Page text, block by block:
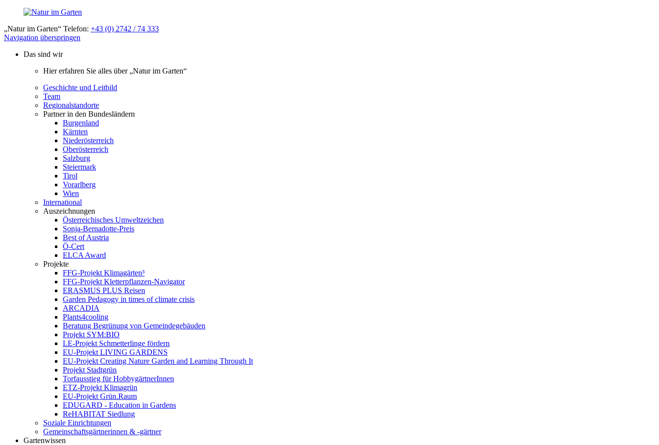
„Natur im Garten“ Telefon: +43 (0) 2742 / 74 333
Navigation überspringen
Das sind wir
Hier erfahren Sie alles über „Natur im Garten“
Geschichte und Leitbild
Team
Regionalstandorte
Partner in den Bundesländern
Burgenland
Kärnten
Niederösterreich
Oberösterreich
Salzburg
Steiermark
Tirol
Vorarlberg
Wien
International
Auszeichnungen
Österreichisches Umweltzeichen
Sonja-Bernadotte-Preis
Best of Austria
Ö-Cert
ELCA Award
Projekte
FFG-Projekt Klimagärten³
FFG-Projekt Kletterpflanzen-Navigator
ERASMUS PLUS Reisen
Garden Pedagogy in times of climate crisis
ARCADIA
Plants4cooling
Beratung Begrünung von Gemeindegebäuden
Projekt SYM:BIO
LE-Projekt Schmetterlinge fördern
EU-Projekt LIVING GARDENS
EU-Projekt Creating Nature Garden and Learning Through It
Projekt Stadtgrün
Torfausstieg für HobbygärtnerInnen
ETZ-Projekt Klimagrün
EU-Projekt Grün.Raum
EDUGARD - Education in Gardens
ReHABITAT Siedlung
Soziale Einrichtungen
Gemeinschaftsgärtnerinnen & -gärtner
Gartenwissen